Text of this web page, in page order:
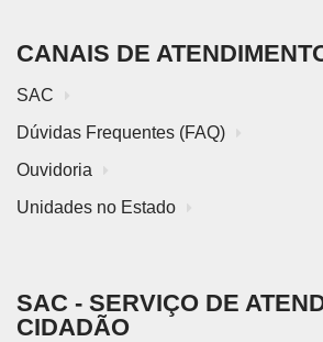
CANAIS DE
SAC
Dúvidas Frequentes (FAQ)
Ouvidoria
Unidades no Estado
SAC - SERVIÇO DE
CIDADÃO